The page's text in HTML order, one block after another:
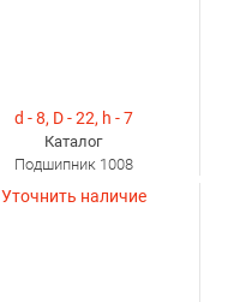
d - 8, D - 22, h - 7
Каталог
Подшипник 1008
Уточнить наличие